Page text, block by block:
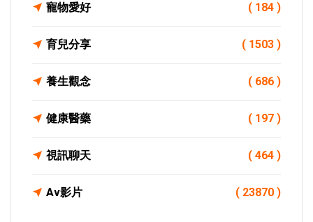
寵物愛好 ( 184 )
育兒分享 ( 1503 )
養生觀念 ( 686 )
健康醫藥 ( 197 )
視訊聊天 ( 464 )
Av影片 ( 23870 )